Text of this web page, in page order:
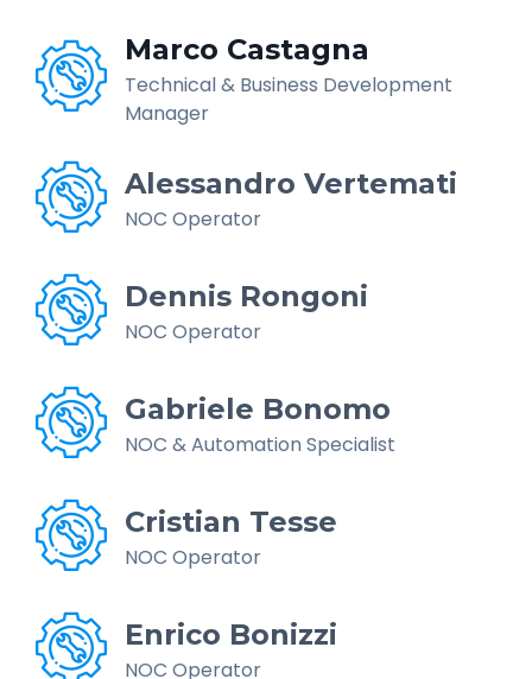
Marco Castagna
Technical & Business Development
Manager
Alessandro Vertemati
NOC Operator
Dennis Rongoni
NOC Operator
Gabriele Bonomo
NOC & Automation Specialist
Cristian Tesse
NOC Operator
Enrico Bonizzi
NOC Operator